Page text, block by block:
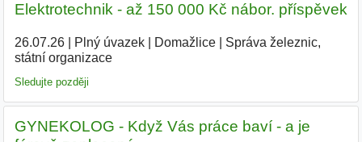
Elektrotechnik - až 150 000 Kč nábor. příspěvek
26.07.26| Plný úvazek| Domažlice|
Správa železnic,
státní organizace
Sledujte později
GYNEKOLOG - Když Vás práce baví - a je